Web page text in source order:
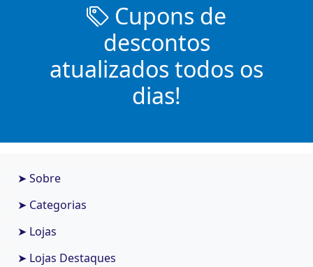
Cupons de
descontos
atualizados todos os
dias!
➤ Sobre
➤ Categorias
➤ Lojas
➤ Lojas Destaques